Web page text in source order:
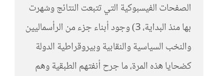
الصفحات الفيسبوكية التي تتبعت النتائج وشهرت
بها منذ البداية، 3) وجود أبناء جزء من الرأسماليين
والنخب السياسية والنقابية وبيروقراطية الدولة
كضحايا هذه المرة، ما جرح أنفتهم الطبقية وهم